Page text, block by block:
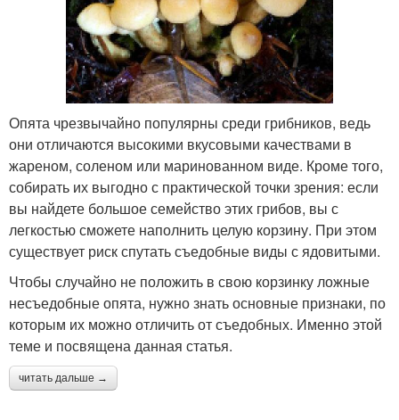
Опята чрезвычайно популярны среди грибников, ведь
они отличаются высокими вкусовыми качествами в
жареном, соленом или маринованном виде. Кроме того,
собирать их выгодно с практической точки зрения: если
вы найдете большое семейство этих грибов, вы с
легкостью сможете наполнить целую корзину. При этом
существует риск спутать съедобные виды с ядовитыми.
Чтобы случайно не положить в свою корзинку ложные
несъедобные опята, нужно знать основные признаки, по
которым их можно отличить от съедобных. Именно этой
теме и посвящена данная статья.
читать дальше →